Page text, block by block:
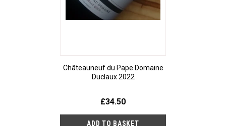
Châteauneuf du Pape Domaine
Duclaux 2022
£34.50